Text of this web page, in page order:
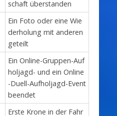
schaft überstanden
Ein Foto oder eine Wie
derholung mit anderen
geteilt
Ein Online-Gruppen-Auf
holjagd- und ein Online
-Duell-Aufholjagd-Event
beendet
Erste Krone in der Fahr